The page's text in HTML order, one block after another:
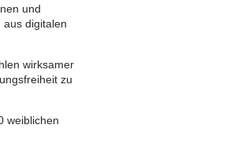
und
digitalen
wirksamer
zu
weiblichen